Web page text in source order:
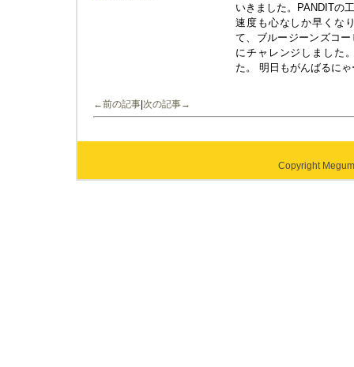
いきました。PANDITの
速度も心なしか早くな
て、ブルージーンズコ
にチャレンジしました
た。 明日もがんばるにゃ
←前の記事 次の記事→
Copyright